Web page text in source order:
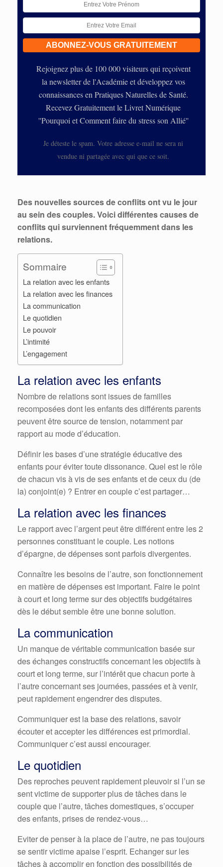
Rejoignez plus de 100 000 visiteurs qui reçoivent
la newsletter de l'Académie et développez vos
connaissances en Pratiques Naturelles de Santé.
Recevez Gratuitement le Livret Numérique
''Pourquoi et Comment faire du stress son Allié''
Je déteste le spam. Votre adresse e-mail ne sera ni
vendue ni partagée avec qui que ce soit.
Des nouvelles sources de conflits ont vu le jour
au sein des couples.Voici différentes causes de
conflits qui surviennent fréquemment dans les
relations.
Sommaire
La relation avec les enfants
La relation avec les finances
La communication
Le quotidien
Le pouvoir
L’intimité
L’engagement
La relation avec les enfants
Nombre de relations sont issues de familles
recomposées dont les enfants des différents parents
peuvent être source de tension, notamment par
rapport au mode d’éducation.
Définir les bases d’une stratégie éducative des
enfants pour éviter toute dissonance. Quel est le rôle
de chacun vis à vis de ses enfants et de ceux du (de
la) conjoint(e) ? Entrer en couple c’est partager…
La relation avec les finances
Le rapport avec l’argent peut être différent entre les 2
personnes constituant le couple. Les notions
d’épargne, de dépenses sont parfois divergentes.
Connaître les besoins de l’autre, son fonctionnement
en matière de dépenses est important. Faire le point
à court et long terme sur des objectifs budgétaires
dès le début semble être une bonne solution.
La communication
Un manque de véritable communication basée sur
des échanges constructifs concernant les objectifs à
court et long terme, sur l’intérêt que chacun porte à
l’autre concernant ses journées, passées et à venir,
peut rapidement engendrer des disputes.
Communiquer est la base des relations, savoir
écouter et accepter les différences est primordial.
Communiquer c’est aussi encourager.
Le quotidien
Des reproches peuvent rapidement pleuvoir si l’un se
sent victime de supporter plus de tâches dans le
couple que l’autre, tâches domestiques, s’occuper
des enfants, prises de rendez-vous…
Eviter de penser à la place de l’autre, ne pas toujours
se sentir victime apaise l’esprit. Echanger sur les
tâches à accomplir en fonction des possibilités de